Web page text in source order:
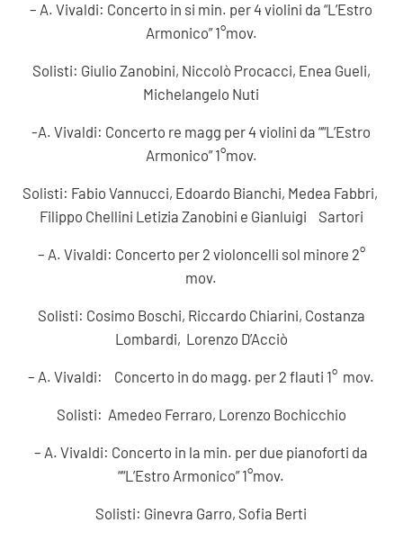
– A. Vivaldi: Concerto in si min. per 4 violini da “L’Estro
Armonico” 1°mov.
Solisti: Giulio Zanobini, Niccolò Procacci, Enea Gueli,
Michelangelo Nuti
-A. Vivaldi: Concerto re magg per 4 violini da ““L’Estro
Armonico” 1°mov.
Solisti: Fabio Vannucci, Edoardo Bianchi, Medea Fabbri,
Filippo Chellini Letizia Zanobini e Gianluigi Sartori
– A. Vivaldi: Concerto per 2 violoncelli sol minore 2°
mov.
Solisti: Cosimo Boschi, Riccardo Chiarini, Costanza
Lombardi, Lorenzo D’Acciò
– A. Vivaldi: Concerto in do magg. per 2 flauti 1° mov.
Solisti: Amedeo Ferraro, Lorenzo Bochicchio
– A. Vivaldi: Concerto in la min. per due pianoforti da
““L’Estro Armonico” 1°mov.
Solisti: Ginevra Garro, Sofia Berti